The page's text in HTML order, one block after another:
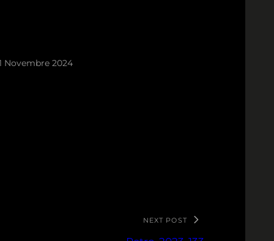
Novembre 2024
NEXT POST